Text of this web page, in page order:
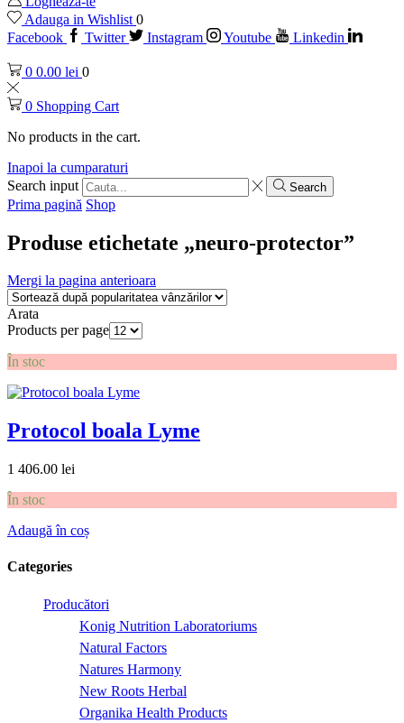
Adauga in Wishlist 0
Facebook
Twitter Instagram Youtube Linkedin
0 0.00 lei 0
0 Shopping Cart
No products in the cart.
Inapoi la cumparaturi
Search input
Search
Prima pagină Shop
Produse etichetate „neuro-protector”
Mergi la pagina anterioara
Arata
Products per page
În stoc
Protocol boala Lyme
1 406.00 lei
În stoc
Adaugă în coș
Categories
Producători
Konig Nutrition Laboratoriums
Natural Factors
Natures Harmony
New Roots Herbal
Organika Health Products